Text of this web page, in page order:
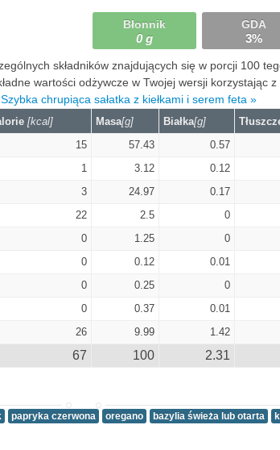
Błonnik
0 g
GDA
3%
składników znajdujących się w porcji 100
wartości odżywcze w Twojej wersji korzystając
chrupiąca sałatka z kiełkami i serem feta »
[kcal] Masa[g] Białka[g]
15 57.43 0.57
1 3.12 0.12
3 24.97 0.17
22 2.5 0
0 1.25 0
0 0.12 0.01
0 0.25 0
0 0.37 0.01
26 9.99 1.42
67 100 2.31
papryka czerwona oregano bazylia świeża lub otarta